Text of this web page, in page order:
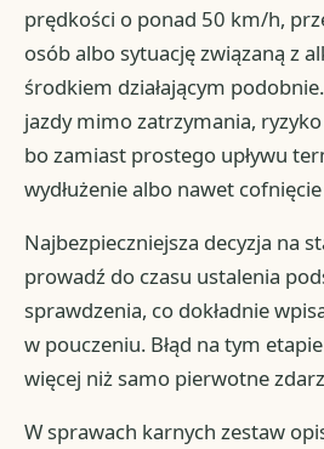
prędkości o ponad 50 km/h,
osób albo sytuację związaną z
środkiem działającym
jazdy mimo zatrzymania,
bo zamiast prostego upływu
wydłużenie albo nawet
Najbezpieczniejsza decyzja na
prowadź do czasu ustalenia
sprawdzenia, co dokładnie
w pouczeniu. Błąd na tym
więcej niż samo pierwotne
W sprawach karnych zestaw